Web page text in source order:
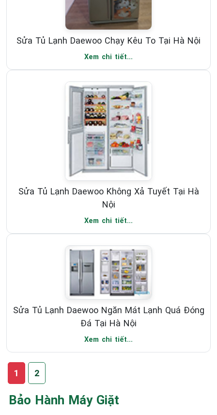
Sửa Tủ Lạnh Daewoo Chạy Kêu To Tại Hà Nội
Xem chi tiết...
Sửa Tủ Lạnh Daewoo Không Xả Tuyết Tại Hà
Nội
Xem chi tiết...
Sửa Tủ Lạnh Daewoo Ngăn Mát Lạnh Quá Đóng
Đá Tại Hà Nội
Xem chi tiết...
1 2
Bảo Hành Máy Giặt